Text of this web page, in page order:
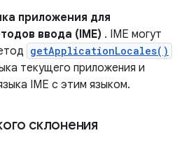
приложения для
ввода (IME) . IME могут
getApplicationLocales()
текущего приложения и
IME с этим языком.
склонения